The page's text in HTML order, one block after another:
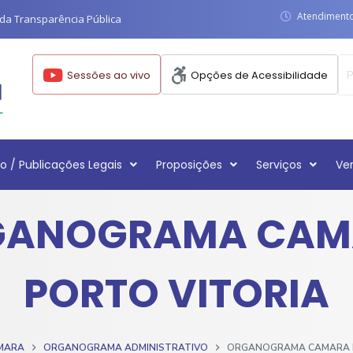
Transparência Pública
Sessões ao vivo Opções de Acessibilidade
/ Publicações Legais Proposições Serviços
PORTO VITORIA
ORGANOGRAMA ADMINISTRATIVO ORGANOGRAMA CAMARA